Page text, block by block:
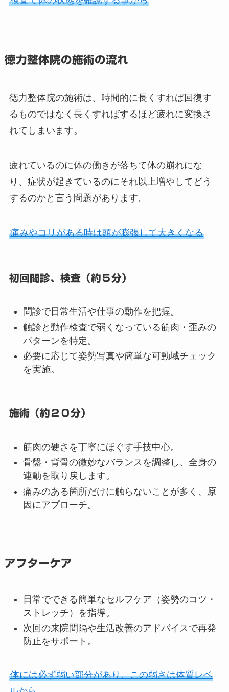
徳力整体院の施術の流れ
徳力整体院の施術は、時間的に長くすれば回復す
るものではなく長くすればするほど疲れに変換さ
れてしまいます。
疲れているのに体の働きが落ちて体の崩れにな
り、症状が起きているのにそれ以上増やしてどう
するのかと言う問題があります。
痛みやコリがある時は頭が膨張して大きくなる
初回問診、検査（約５分）
問診で日常生活や仕事の動作を把握。
触診と動作検査で弱くなっている筋肉・歪みの
パターンを特定。
必要に応じて姿勢写真や簡単な可動域チェック
を実施。
施術（約２０分）
筋肉の硬さを丁寧にほぐす手技中心。
骨盤・背骨の微妙なバランスを調整し、全身の
連動を取り戻します。
痛みのある箇所だけに触らないことが多く、原
因にアプローチ。
アフターケア
日常でできる簡単なセルフケア（姿勢のコツ・
ストレッチ）を指導。
次回の来院間隔や生活改善のアドバイスで再発
防止をサポート。
体には必ず弱い部分があり、この弱さは体質レベ